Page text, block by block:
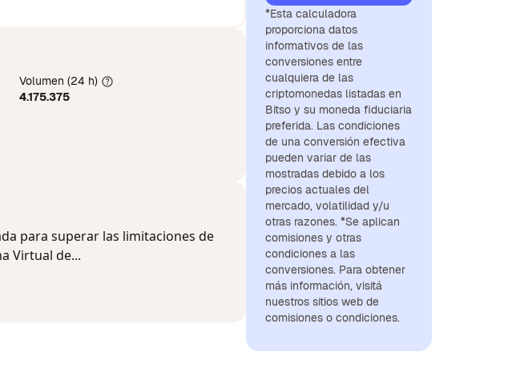
Volumen (24 h)
4.175.375
para superar las limitaciones de
Virtual de...
*Esta calculadora
proporciona datos
informativos de las
conversiones entre
cualquiera de las
criptomonedas listadas en
Bitso y su moneda fiduciaria
preferida. Las condiciones
de una conversión efectiva
pueden variar de las
mostradas debido a los
precios actuales del
mercado, volatilidad y/u
otras razones. *Se aplican
comisiones y otras
condiciones a las
conversiones. Para obtener
más información, visitá
nuestros sitios web de
comisiones o condiciones.